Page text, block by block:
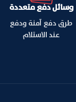
وسائل دفع متعددة
طرق دفع آمنة ودفع
عند الاستلام